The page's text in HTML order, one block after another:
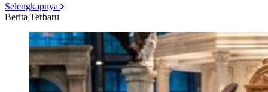
Selengkapnya
Berita Terbaru